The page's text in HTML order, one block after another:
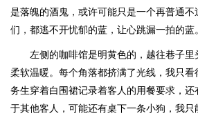
是落魄的酒鬼，或许可能只是一个再普通
们，都逃不开忧郁的蓝，让心跳漏一拍的蓝。
左侧的咖啡馆是明黄色的，越往巷子里
柔软温暖。每个角落都挤满了光线，我只
务生穿着白围裙记录着客人的用餐要求，
于其他客人，可能还有桌下一条小狗，我